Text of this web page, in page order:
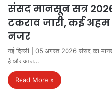
संसद मानसून सत्र
टकराव जारी, कई अहम
नजर
नई दिल्ली | 05 अगस्त 2026 संसद का
है और आज…
Read More »